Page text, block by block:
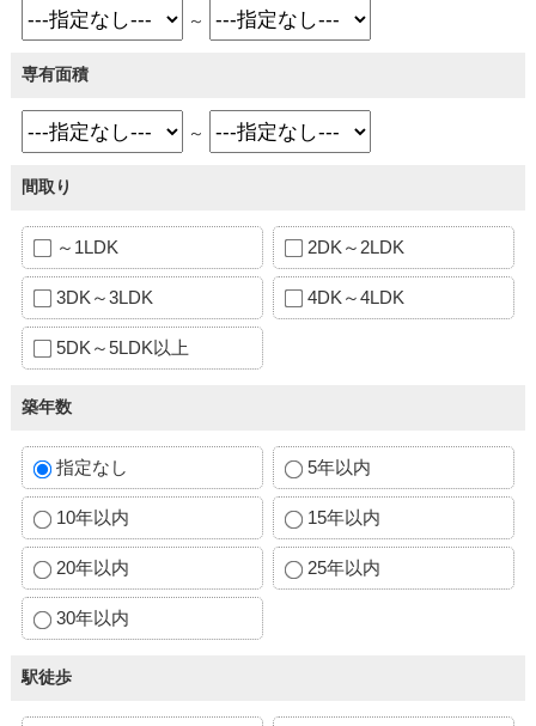
～
専有面積
～
間取り
～1LDK 2DK～2LDK
3DK～3LDK 4DK～4LDK
5DK～5LDK以上
築年数
指定なし 5年以内
10年以内 15年以内
20年以内 25年以内
30年以内
駅徒歩